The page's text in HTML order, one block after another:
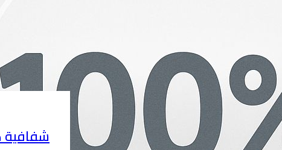
شفافية